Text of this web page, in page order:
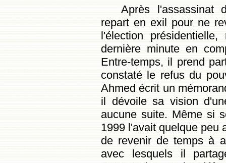
Après l'assassinat
repart en exil pour ne
l'élection
dernière minute en
Entre-temps, il prend
constaté le refus du
Ahmed écrit un
il dévoile sa vision
aucune suite. Même si
1999 l'avait quelque peu
de revenir de temps à
avec lesquels il